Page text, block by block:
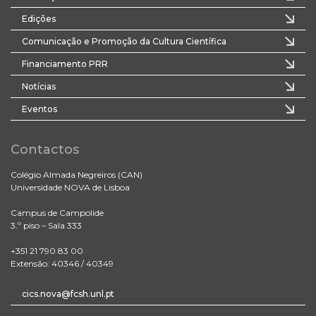
Edições
Comunicação e Promoção da Cultura Científica
Financiamento PRR
Notícias
Eventos
Contactos
Colégio Almada Negreiros (CAN)
Universidade NOVA de Lisboa
Campus de Campolide
3.º piso – Sala 333
+351 21 790 83 00
Extensão: 40346 / 40349
cics.nova@fcsh.unl.pt